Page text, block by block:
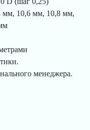
мм, 10,6 мм, 10,8 мм,
менеджера.